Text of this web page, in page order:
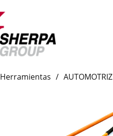
Herramientas / AUTOMOTRIZ